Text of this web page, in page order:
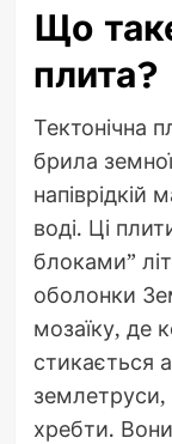
Що
плита?
Тектонічна
брила
напіврідкій
воді. Ці
блоками”
оболонки
мозаїку, де
стикається
землетруси,
хребти.